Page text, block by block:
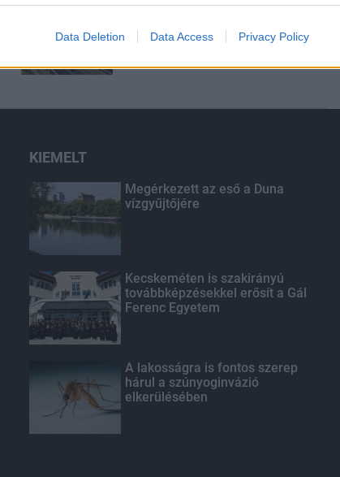
functionality and fraud prevention, and other user protection.
Data Deletion Data Access Privacy Policy
Látványos építési szakasz indult
KIEMELT
Megérkezett az eső a Duna
vízgyűjtőjére
Kecskeméten is szakirányú
továbbképzésekkel erősít a Gál
Ferenc Egyetem
A lakosságra is fontos szerep
hárul a szúnyoginvázió
elkerülésében